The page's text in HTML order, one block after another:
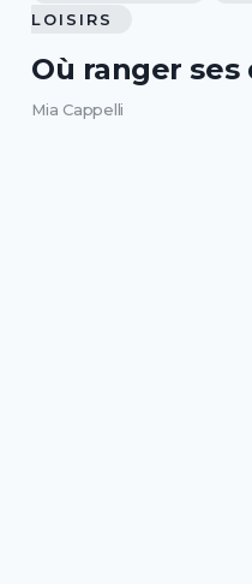
LOISIRS
Où ranger ses
Mia Cappelli